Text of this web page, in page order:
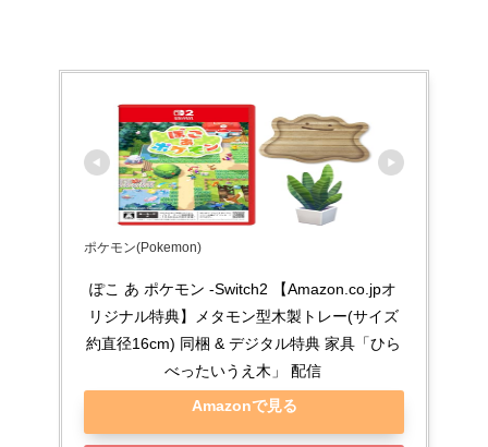
ポケモン(Pokemon)
ぽこ あ ポケモン -Switch2 【Amazon.co.jpオ
リジナル特典】メタモン型木製トレー(サイズ
約直径16cm) 同梱 & デジタル特典 家具「ひら
べったいうえ木」 配信
Amazonで見る